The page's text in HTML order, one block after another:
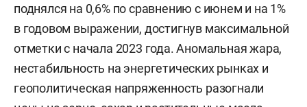
поднялся на 0,6% по сравнению с июнем и на 1%
в годовом выражении, достигнув максимальной
отметки с начала 2023 года. Аномальная жара,
нестабильность на энергетических рынках и
геополитическая напряженность разогнали